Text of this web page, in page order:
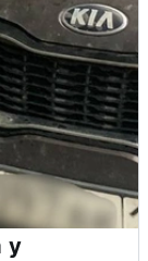
у